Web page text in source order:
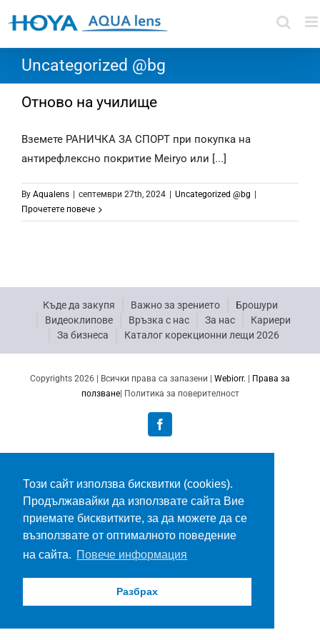
Този сайт използва бисквитки (cookies).
Продължавайки да използвате сайта Вие
приемате бисквитките, за да можете да се
възползвате от оптималното поведение
на сайта. Повече информация
Разбрах
to
content
Uncategorized @bg
Отново на училище
Вземете РАНИЧКА ЗА СПОРТ при покупка на
антирефлексно покритие Meiryo или [...]
By Aqualens септември 27th, 2024 Uncategorized @bg
Прочетете повече
Къде да закупя Важно за зрението
Брошури
Видеоклипове
Връзка с нас За нас
Кариери
За бизнеса
Каталог корекционни лещи 2026
Copyrights 2026 | Всички права са запазени | Webiorr.
Права за
ползване| Политика за поверителност
Facebook